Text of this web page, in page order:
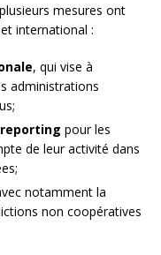
mesures ont
international :
, qui vise à
administrations
pour les
de leur activité dans
notamment la
non coopératives